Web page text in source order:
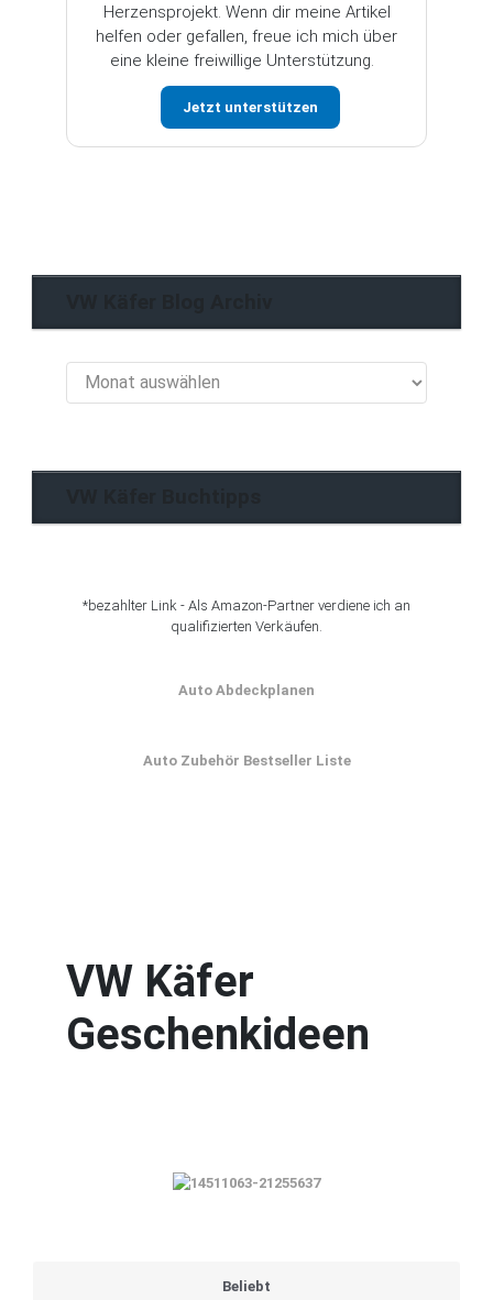
Herzensprojekt. Wenn dir meine Artikel
helfen oder gefallen, freue ich mich über
eine kleine freiwillige Unterstützung.
Jetzt unterstützen
Käfer
*bezahlter Link - Als Amazon-Partner verdiene ich an
qualifizierten Verkäufen.
Auto Abdeckplanen
Auto Zubehör Bestseller Liste
VW Käfer
Geschenkideen
Beliebt